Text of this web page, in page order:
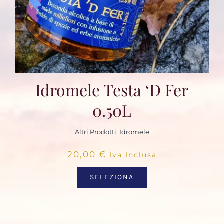
Idromele Testa ‘d Fer
0.50L
Altri Prodotti, Idromele
20,00 € Iva Inclusa
SELEZIONA